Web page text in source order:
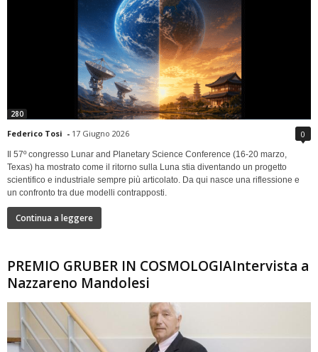
280
Federico Tosi - 17 Giugno 2026 0
Il 57º congresso Lunar and Planetary Science Conference (16-20 marzo,
Texas) ha mostrato come il ritorno sulla Luna stia diventando un progetto
scientifico e industriale sempre più articolato. Da qui nasce una riflessione e
un confronto tra due modelli contrapposti.
Continua a leggere
PREMIO GRUBER IN COSMOLOGIAIntervista a
Nazzareno Mandolesi